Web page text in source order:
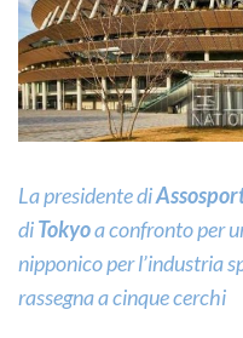
La presidente di
diTokyoa confronto per
nipponico per l’industria
rassegna a cinque cerchi